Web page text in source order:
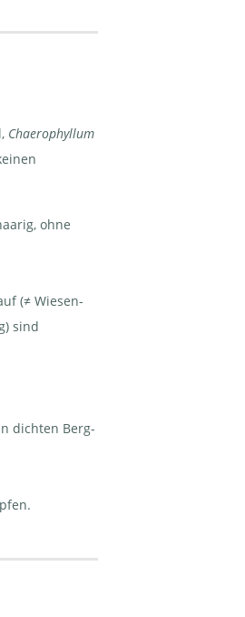
Chaerophyllum
ohne
(≠ Wiesen-
sind
dichten Berg-